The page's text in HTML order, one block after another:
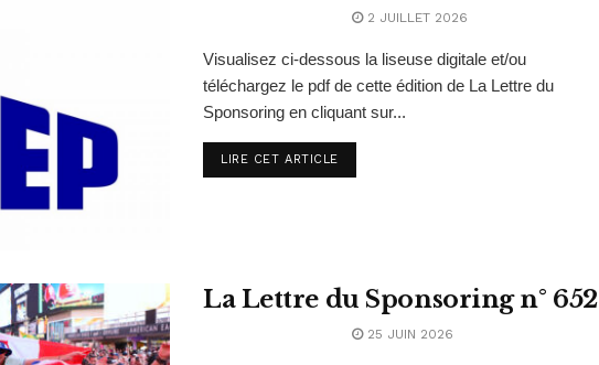
2 JUILLET 2026
Visualisez ci-dessous la liseuse digitale et/ou
téléchargez le pdf de cette édition de La Lettre du
Sponsoring en cliquant sur...
LIRE CET ARTICLE
La Lettre du Sponsoring n° 652
25 JUIN 2026